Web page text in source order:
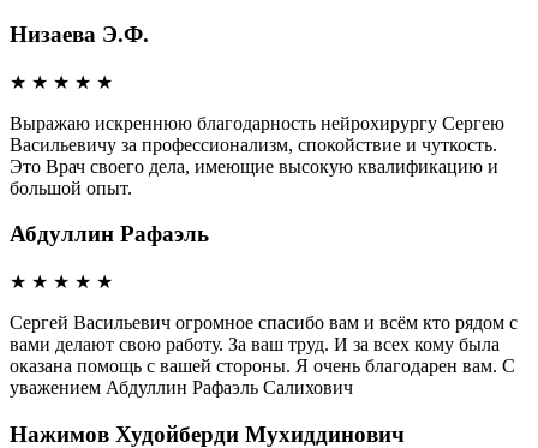
Низаева Э.Ф.
★ ★ ★ ★ ★
Выражаю искреннюю благодарность нейрохирургу Сергею
Васильевичу за профессионализм, спокойствие и чуткость.
Это Врач своего дела, имеющие высокую квалификацию и
большой опыт.
Абдуллин Рафаэль
★ ★ ★ ★ ★
Сергей Васильевич огромное спасибо вам и всём кто рядом с
вами делают свою работу. За ваш труд. И за всех кому была
оказана помощь с вашей стороны. Я очень благодарен вам. С
уважением Абдуллин Рафаэль Салихович
Нажимов Худойберди Мухиддинович